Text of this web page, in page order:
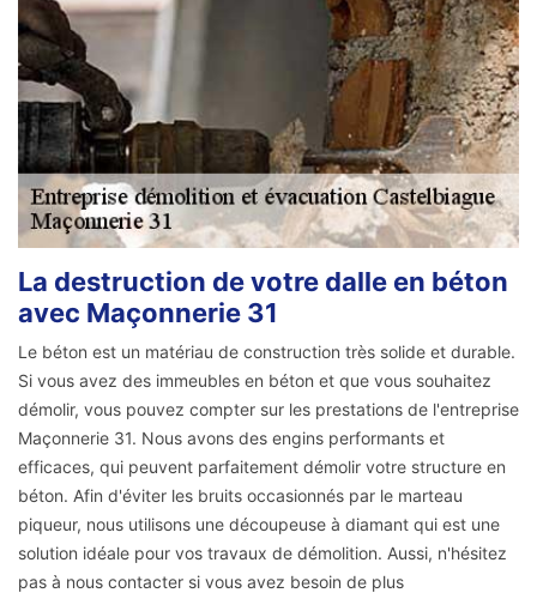
La destruction de votre dalle en béton
avec Maçonnerie 31
Le béton est un matériau de construction très solide et durable.
Si vous avez des immeubles en béton et que vous souhaitez
démolir, vous pouvez compter sur les prestations de l'entreprise
Maçonnerie 31. Nous avons des engins performants et
efficaces, qui peuvent parfaitement démolir votre structure en
béton. Afin d'éviter les bruits occasionnés par le marteau
piqueur, nous utilisons une découpeuse à diamant qui est une
solution idéale pour vos travaux de démolition. Aussi, n'hésitez
pas à nous contacter si vous avez besoin de plus